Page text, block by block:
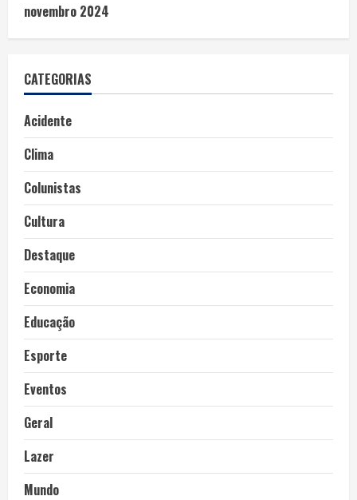
novembro 2024
CATEGORIAS
Acidente
Clima
Colunistas
Cultura
Destaque
Economia
Educação
Esporte
Eventos
Geral
Lazer
Mundo